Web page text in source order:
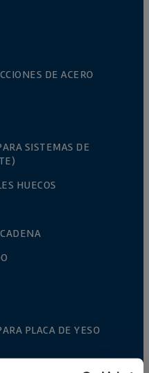
DE ACERO
SISTEMAS DE
HUECOS
PLACA DE YESO